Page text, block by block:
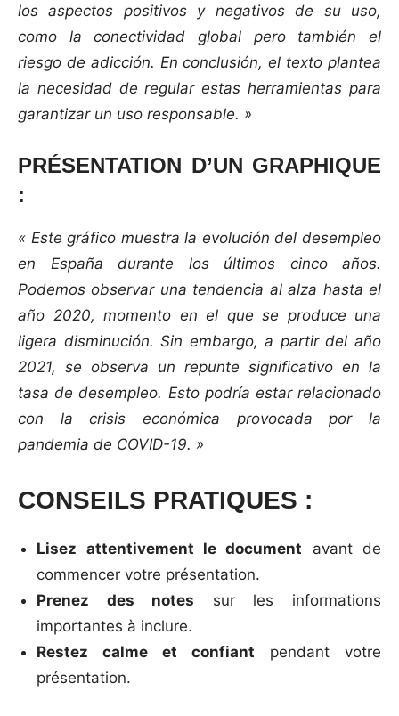
los aspectos positivos y negativos de su uso,
como la conectividad global pero también el
riesgo de adicción. En conclusión, el texto plantea
la necesidad de regular estas herramientas para
garantizar un uso responsable. »
PRÉSENTATION D’UN GRAPHIQUE
:
« Este gráfico muestra la evolución del desempleo
en España durante los últimos cinco años.
Podemos observar una tendencia al alza hasta el
año 2020, momento en el que se produce una
ligera disminución. Sin embargo, a partir del año
2021, se observa un repunte significativo en la
tasa de desempleo. Esto podría estar relacionado
con la crisis económica provocada por la
pandemia de COVID-19. »
CONSEILS PRATIQUES :
Lisez attentivement le document avant de
commencer votre présentation.
Prenez des notes sur les informations
importantes à inclure.
Restez calme et confiant pendant votre
présentation.